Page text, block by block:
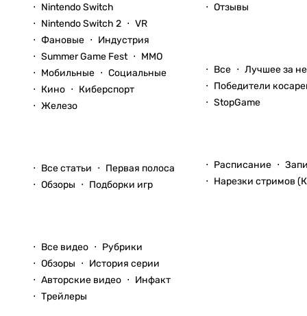
Nintendo Switch
Nintendo Switch 2
VR
Фановые
Индустрия
Summer Game Fest
ММО
Мобильные
Социальные
Кино
Киберспорт
Железо
Все статьи
Первая полоса
Обзоры
Подборки игр
Все видео
Рубрики
Обзоры
История серии
Авторские видео
Инфакт
Трейлеры
Отзывы
Все
Лучшее за
Победители
StopGame
Расписание
Нарезки стримов